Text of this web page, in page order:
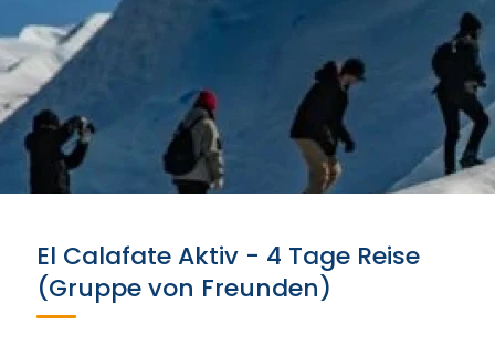
El Calafate Aktiv - 4 Tage Reise
(Gruppe von Freunden)